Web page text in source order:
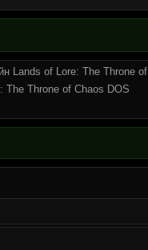
Lands of Lore: The Throne of
The Throne of Chaos DOS